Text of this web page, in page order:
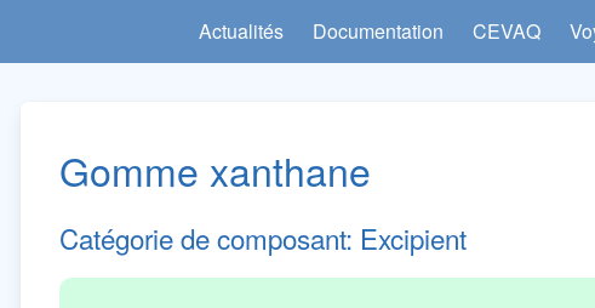
Actualités Documentation CEVAQ
Gomme xanthane
Catégorie de composant: Excipient